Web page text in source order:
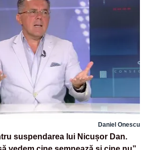
Daniel Onescu
suspendarea lui Nicușor Dan.